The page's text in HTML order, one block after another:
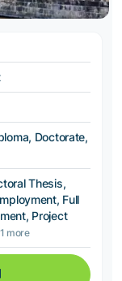
Doctorate,
Thesis,
Full
Project
more